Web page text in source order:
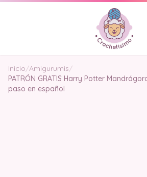
Inicio/Amigurumis/
PATRÓN GRATIS Harry Potter
paso en español